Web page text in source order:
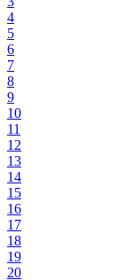
4
5
6
7
8
9
10
11
12
13
14
15
16
17
18
19
20